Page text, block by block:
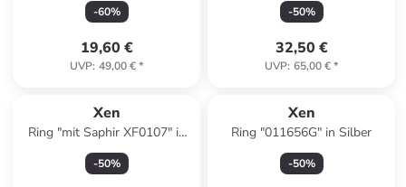
-60%
19,60 €
UVP: 49,00 €*
-50%
32,50 €
UVP: 65,00 €*
Xen
Ring "mit Saphir XF0107" in
Silber
-50%
Xen
Ring "011656G" in Silber
-50%